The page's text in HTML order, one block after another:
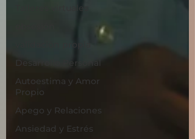
Talleres virtuales
Desarrollo Personal
Autoestima y Amor
Propio
Apego y Relaciones
Ansiedad y Estrés